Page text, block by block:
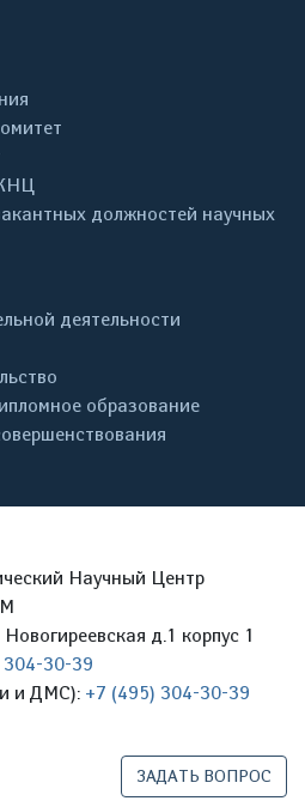
должностей научных
деятельности
образование
Научный Центр
д.1 корпус 1
304-30-39
и ДМС): +7 (495) 304-30-39
ЗАДАТЬ ВОПРОС